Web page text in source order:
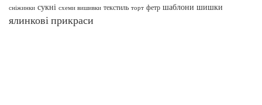
сніжинки сукні схеми вишивки текстиль торт фетр шаблони шишки
ялинкові прикраси